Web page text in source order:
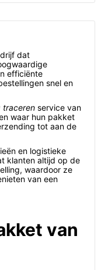
dat
efficiënte
snel en
traceren service van
waar hun pakket
tot aan de
en logistieke
klanten altijd op de
waardoor ze
van een
van